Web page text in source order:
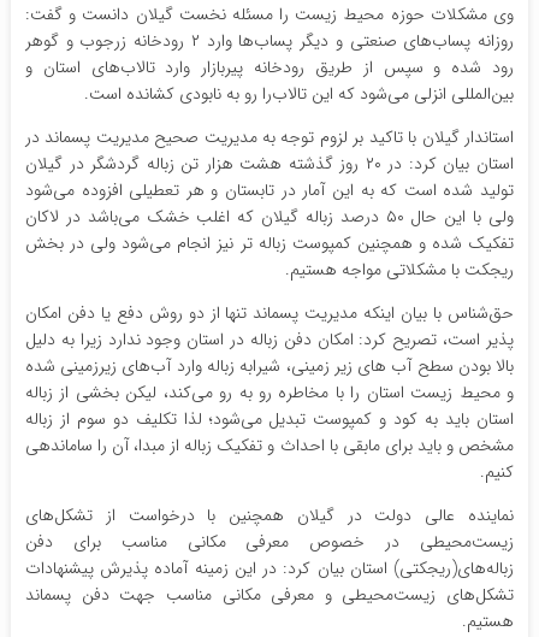
وی مشکلات حوزه محیط زیست را مسئله نخست گیلان دانست و گفت:
روزانه پساب‌های صنعتی‌ و دیگر پساب‌ها وارد ۲ رودخانه زرجوب و گوهر
رود شده و سپس از طریق رودخانه پیربازار وارد تالاب‌های استان و
بین‌المللی انزلی می‌‌شود که این تالاب‌را رو به نابودی کشانده است.
استاندار گیلان با تاکید بر لزوم توجه به مدیریت صحیح مدیریت پسماند در
استان بیان کرد: در ۲۰ روز گذشته هشت هزار تن زباله گردشگر در گیلان
تولید شده است که به این آمار در تابستان و هر تعطیلی افزوده می‌شود
ولی با این حال ۵۰ درصد زباله گیلان که اغلب خشک می‌باشد در لاکان
تفکیک شده و همچنین کمپوست زباله تر نیز انجام می‌شود ولی در بخش
ریجکت با مشکلاتی مواجه هستیم.
حق‌شناس با بیان اینکه مدیریت پسماند تنها از دو روش دفع یا دفن امکان
پذیر است، تصریح کرد: امکان دفن زباله در استان وجود ندارد زیرا به دلیل
بالا بودن سطح آب های زیر زمینی، شیرابه زباله وارد آب‌های زیرزمینی شده
و محیط زیست استان را با مخاطره رو به رو می‌کند، لیکن بخشی از زباله
استان باید به کود و کمپوست تبدیل می‌شود؛ لذا تکلیف دو سوم از زباله
مشخص و باید برای مابقی با احداث و تفکیک زباله از مبدا، آن را ساماندهی
کنیم.
نماینده عالی دولت در گیلان همچنین با درخواست از تشکل‌های
زیست‌محیطی در خصوص معرفی مکانی مناسب برای دفن
زباله‌های(ریجکتی) استان بیان کرد: در این زمینه آماده پذیرش پیشنهادات
تشکل‌های زیست‌محیطی و معرفی مکانی مناسب جهت دفن پسماند
هستیم.